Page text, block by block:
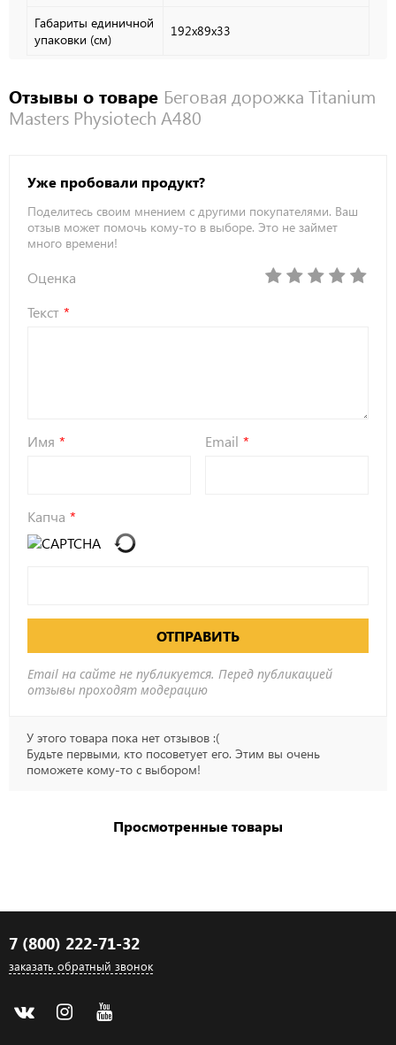
Габариты единичной
упаковки (см)
192х89х33
Отзывы о товаре Беговая дорожка Titanium
Masters Physiotech A480
Уже пробовали продукт?
Поделитесь своим мнением с другими покупателями. Ваш
отзыв может помочь кому-то в выборе. Это не займет
много времени!
Оценка
Текст
Имя Email
Капча
ОТПРАВИТЬ
Email на сайте не публикуется. Перед публикацией
отзывы проходят модерацию
У этого товара пока нет отзывов :(
Будьте первыми, кто посоветует его. Этим вы очень
поможете кому-то с выбором!
Просмотренные товары
7 (800) 222-71-32
заказать обратный звонок